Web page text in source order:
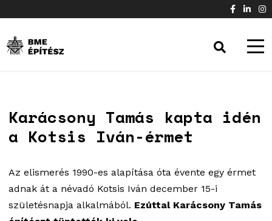
Karácsony Tamás kapta idén
a Kotsis Iván-érmet
Az elismerés 1990-es alapítása óta évente egy érmet
adnak át a névadó Kotsis Iván december 15-i
születésnapja alkalmából. Ezúttal Karácsony Tamás